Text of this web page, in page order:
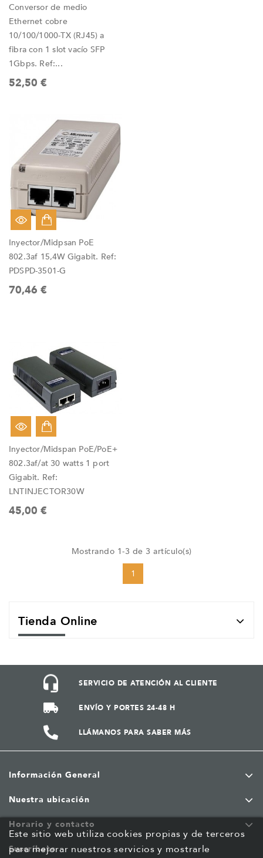
Conversor de medio
Ethernet cobre
10/100/1000-TX (RJ45) a
fibra con 1 slot vacío SFP
1Gbps. Ref:...
52,50 €
Inyector/Midpsan PoE
802.3af 15,4W Gigabit. Ref:
PDSPD-3501-G
70,46 €
Inyector/Midspan PoE/PoE+
802.3af/at 30 watts 1 port
Gigabit. Ref:
LNTINJECTOR30W
45,00 €
Mostrando 1-3 de 3 artículo(s)
1
Tienda Online
SERVICIO DE ATENCIÓN AL CLIENTE
ENVÍO Y PORTES 24-48 H
LLÁMANOS PARA SABER MÁS
Información General
Nuestra ubicación
Horario y contacto
Suscríbete
Este sitio web utiliza cookies propias y de terceros
para mejorar nuestros servicios y mostrarle